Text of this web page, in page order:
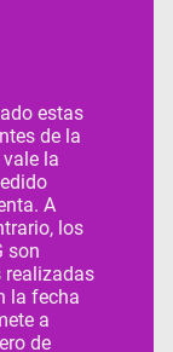
estas
de la
la
A
los
son
realizadas
la fecha
a
de